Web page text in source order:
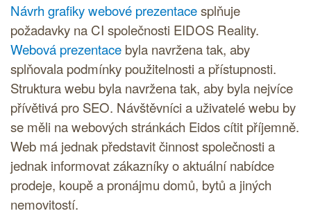
Návrh grafiky webové prezentacesplňuje
požadavky na CI společnosti EIDOS Reality.
Webová prezentace byla navržena tak, aby
splňovala podmínky použitelnosti a přístupnosti.
Struktura webu byla navržena tak, aby byla nejvíce
přívětivá pro SEO. Návštěvníci a uživatelé webu by
se měli na webových stránkách Eidos cítit příjemně.
Web má jednak představit činnost společnosti a
jednak informovat zákazníky o aktuální nabídce
prodeje, koupě a pronájmu domů, bytů a jiných
nemovitostí.